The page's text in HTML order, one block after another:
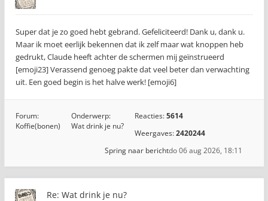
Super dat je zo goed hebt gebrand. Gefeliciteerd! Dank u, dank u.
Maar ik moet eerlijk bekennen dat ik zelf maar wat knoppen heb
gedrukt, Claude heeft achter de schermen mij geïnstrueerd
[emoji23] Verassend genoeg pakte dat veel beter dan verwachting
uit. Een goed begin is het halve werk! [emoji6]
Forum:
Koffie(bonen)
Onderwerp:
Wat drink je nu?
Reacties:5614
Weergaves:2420244
do 06 aug 2026, 18:11
Spring naar bericht
Re: Wat drink je nu?